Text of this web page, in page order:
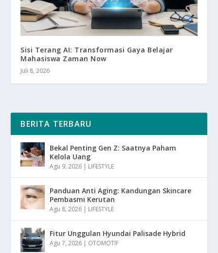
Sisi Terang AI: Transformasi Gaya Belajar
Mahasiswa Zaman Now
Juli 8, 2026
BERITA TERBARU
Bekal Penting Gen Z: Saatnya Paham
Kelola Uang
Agu 9, 2026 | LIFESTYLE
Panduan Anti Aging: Kandungan Skincare
Pembasmi Kerutan
Agu 8, 2026 | LIFESTYLE
Fitur Unggulan Hyundai Palisade Hybrid
Agu 7, 2026 | OTOMOTIF